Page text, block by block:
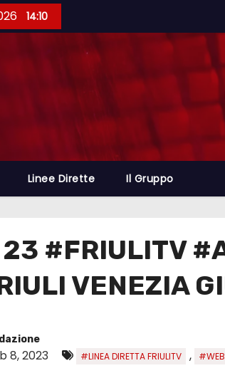
14:10
Linee Dirette Il Gruppo
#FRIULITV
VENEZIA
8, 2023 #LINEA DIRETTA FRIULITV ,